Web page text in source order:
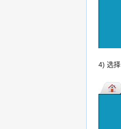
4) 选择